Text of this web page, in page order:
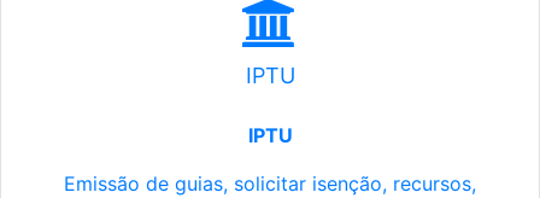
IPTU
IPTU
Emissão de guias, solicitar isenção, recursos,